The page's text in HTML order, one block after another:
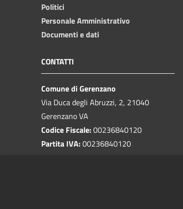
Politici
Personale Amministrativo
Documenti e dati
CONTATTI
Comune di Gerenzano
Via Duca degli Abruzzi, 2, 21040
Gerenzano VA
Codice Fiscale:00236840120
Partita IVA:00236840120